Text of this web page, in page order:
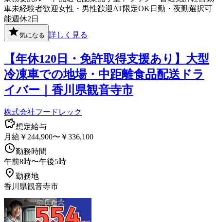
車未経験者歓迎女性・男性歓迎AT限定OK 日勤・夜勤選択可
能週休2日
気になる 詳しく見る
【年休120日・免許取得支援あり】大型
冷凍車での地場・中距離食品配送ドラ
イバー｜香川県観音寺市
株式会社フードレック
想定給与
月給￥244,900〜￥336,100
勤務時間
午前8時〜午後5時
勤務地
香川県観音寺市